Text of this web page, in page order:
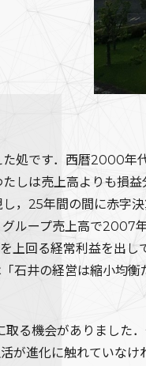
処です．西暦2000年
しは売上高よりも損
，25年間の間に赤字
ループ売上高で
上回る経常利益を出
石井の経営は縮小均
る機会がありました
が進化に触れていな